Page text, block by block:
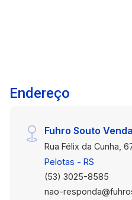
Endereço
Fuhro Souto
Rua Félix da Cunha,
Pelotas - RS
(53) 3025-8585
nao-